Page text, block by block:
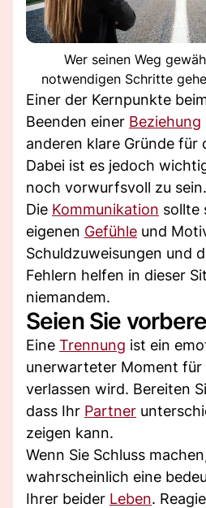
Wer seinen Weg
notwendigen Schritte
Einer der Kernpunkte
Beenden einer Beziehung
anderen klare Gründe für
Dabei ist es jedoch
noch vorwurfsvoll zu sein.
Die Kommunikation sollte
eigenen Gefühle und
Schuldzuweisungen und
Fehlern helfen in dieser
niemandem.
Seien Sie
Eine Trennung ist ein
unerwarteter Moment für
verlassen wird. Bereiten
dass Ihr Partner
zeigen kann.
Wenn Sie Schluss
wahrscheinlich eine
Ihrer beider Leben.